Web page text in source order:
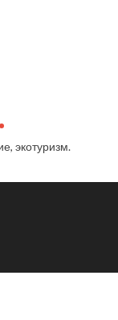
экотуризм.